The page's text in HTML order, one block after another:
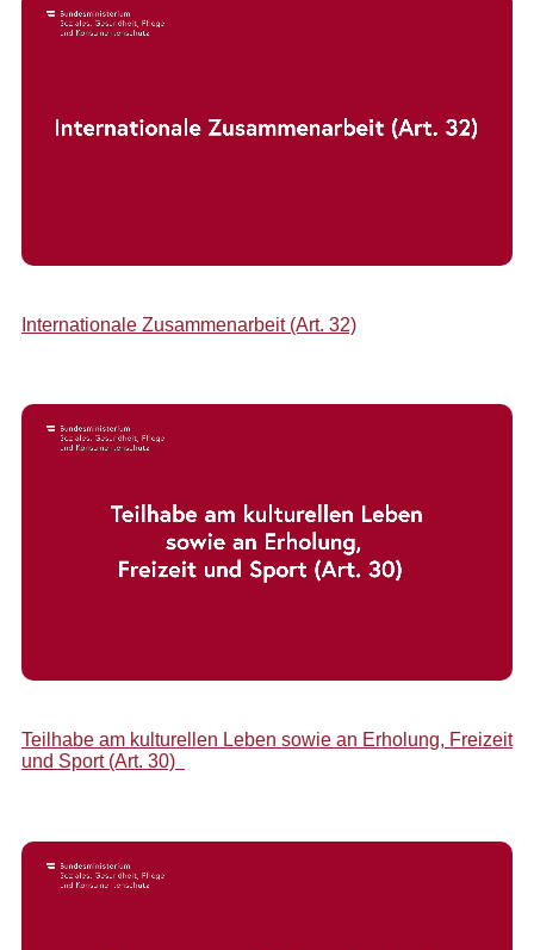
Internationale Zusammenarbeit (Art. 32)
Teilhabe am kulturellen Leben sowie an Erholung, Freizeit
und Sport (Art. 30)